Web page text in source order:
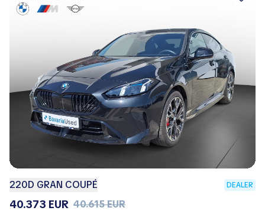
220D GRAN COUPÉ DEALER
40.373 EUR 40.615 EUR